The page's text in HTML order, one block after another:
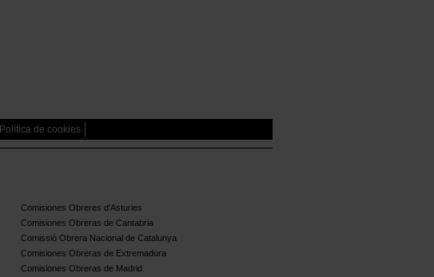
Política de cookies
Comisiones Obreres d'Asturies
Comisiones Obreras de Cantabria
Comissió Obrera Nacional de Catalunya
Comisiones Obreras de Extremadura
Comisiones Obreras de Madrid